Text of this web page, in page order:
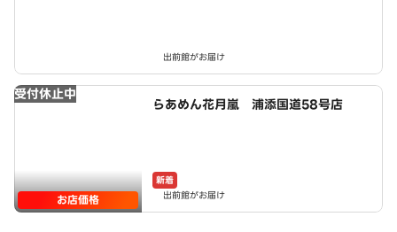
出前館がお届け
受付休止中
お店価格
らあめん花月嵐 浦添国道58号店
新着
出前館がお届け